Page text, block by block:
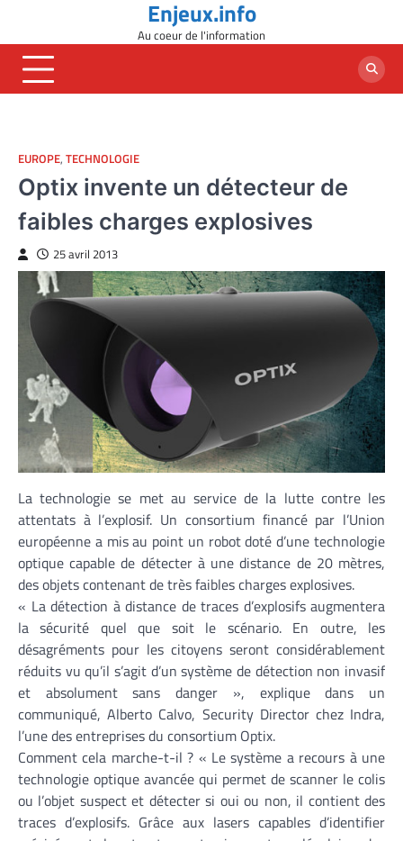
content
Enjeux.info
Au coeur de l'information
EUROPE, TECHNOLOGIE
Optix invente un détecteur de
faibles charges explosives
25 avril 2013
La technologie se met au service de la lutte contre les
attentats à l’explosif. Un consortium financé par l’Union
européenne a mis au point un robot doté d’une technologie
optique capable de détecter à une distance de 20 mètres,
des objets contenant de très faibles charges explosives.
« La détection à distance de traces d’explosifs augmentera
la sécurité quel que soit le scénario. En outre, les
désagréments pour les citoyens seront considérablement
réduits vu qu’il s’agit d’un système de détection non invasif
et absolument sans danger », explique dans un
communiqué, Alberto Calvo, Security Director chez Indra,
l’une des entreprises du consortium Optix.
Comment cela marche-t-il ? « Le système a recours à une
technologie optique avancée qui permet de scanner le colis
ou l’objet suspect et détecter si oui ou non, il contient des
traces d’explosifs. Grâce aux lasers capables d’identifier